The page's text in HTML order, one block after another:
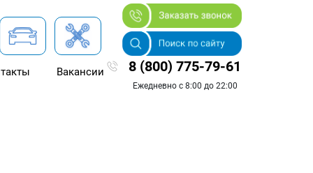
Вакансии 8 (800) 775-79-61
Ежедневно с 8:00 до 22:00